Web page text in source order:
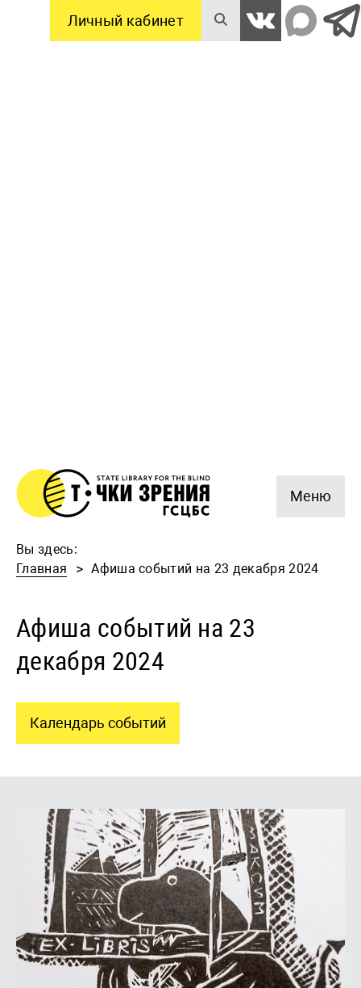
Меню
Личный кабинет
Вы здесь:
Главная
Афиша событий на 23 декабря 2024
Афиша событий на 23
декабря 2024
Календарь событий